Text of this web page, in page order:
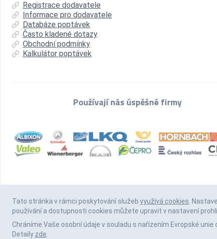
Registrace dodavatele
Informace pro dodavatele
Databáze poptávek
Často kladené dotazy
Obchodní podmínky
Kalkulátor poptávek
Používají nás úspěšné firmy
Tato stránka v rámci poskytování služeb využívá cookies.
používání a dostupnosti cookies můžete upravit v nastavení
Chráníme Vaše osobní údaje v souladu s nařízením Evropské unie
Detaily zde.